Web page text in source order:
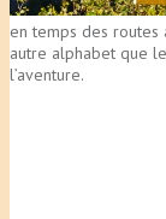
en temps des routes
autre alphabet que
l’aventure.